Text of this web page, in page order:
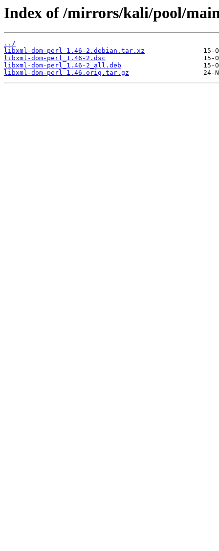
Index of /mirrors/kali/pool/
../
libxml-dom-perl_1.46-2.debian.tar.xz
libxml-dom-perl_1.46-2.dsc
libxml-dom-perl_1.46-2_all.deb
libxml-dom-perl_1.46.orig.tar.gz